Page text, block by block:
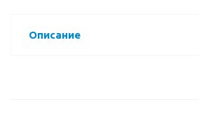
Описание